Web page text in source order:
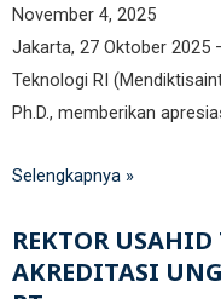
November 4, 2025
Jakarta, 27 Oktober 2025
Teknologi RI
Ph.D., memberikan
Selengkapnya »
REKTOR
AKREDITASI